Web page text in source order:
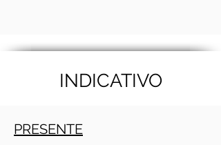
INDICATIVO
PRESENTE